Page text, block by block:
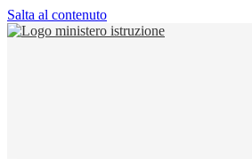
Salta al contenuto